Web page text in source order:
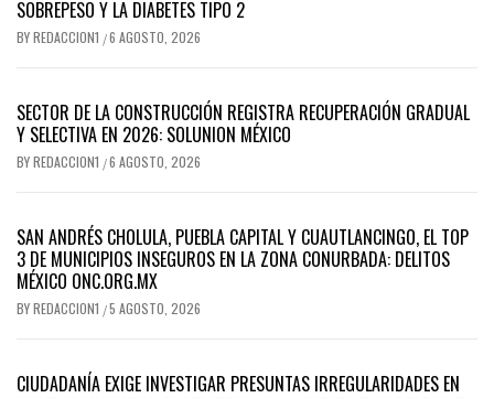
SOBREPESO Y LA DIABETES TIPO 2
BYREDACCION1 /6 AGOSTO, 2026
SECTOR DE LA CONSTRUCCIÓN REGISTRA RECUPERACIÓN GRADUAL
Y SELECTIVA EN 2026: SOLUNION MÉXICO
BYREDACCION1 /6 AGOSTO, 2026
SAN ANDRÉS CHOLULA, PUEBLA CAPITAL Y CUAUTLANCINGO, EL TOP
3 DE MUNICIPIOS INSEGUROS EN LA ZONA CONURBADA: DELITOS
MÉXICO ONC.ORG.MX
BYREDACCION1 /5 AGOSTO, 2026
CIUDADANÍA EXIGE INVESTIGAR PRESUNTAS IRREGULARIDADES EN